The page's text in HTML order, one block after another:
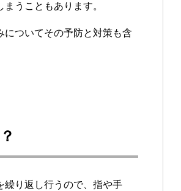
うこともあります。
についてその予防と対策も含
繰り返し行うので、指や手